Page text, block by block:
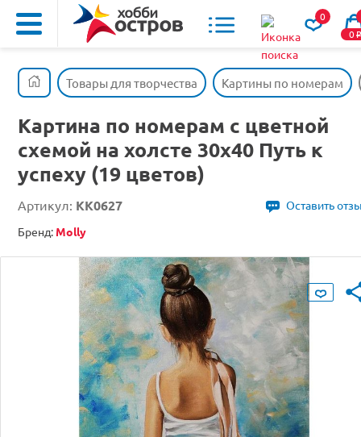
0
0o
Товары для творчества Картины по номерам
Картина по номерам с цветной
схемой на холсте 30х40 Путь к
успеху (19 цветов)
Артикул: KK0627
Оставить
Бренд: Molly